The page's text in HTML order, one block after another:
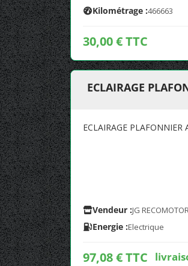
Kilométrage :466663
30,00 € TTC
ECLAIRAGE
ECLAIRAGE
Vendeur :JG
Energie :Electrique
97,08 € TTC